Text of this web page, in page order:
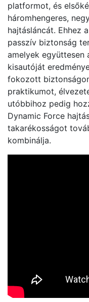
platformot, és
háromhengeres,
hajtásláncát. Ehhez
passzív biztonság
amelyek együttesen
kisautóját
fokozott
praktikumot,
utóbbihoz pedig
Dynamic Force
takarékosságot
kombinálja.